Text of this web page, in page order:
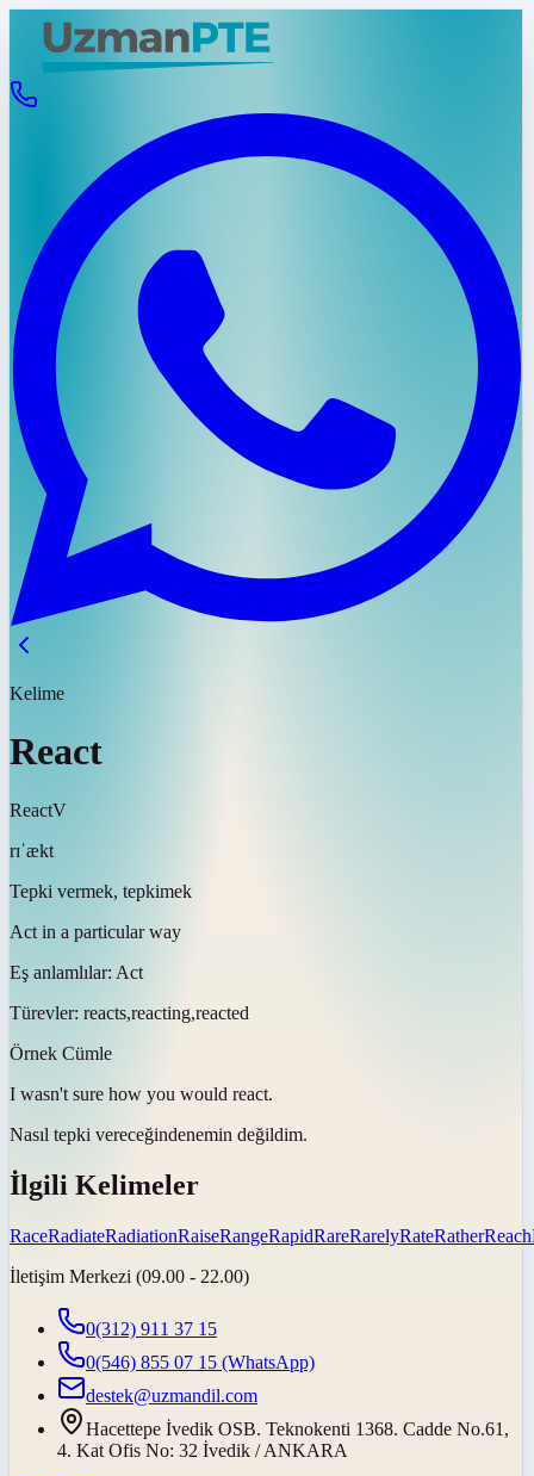
Kelime
React
ReactV
rɪˈækt
Tepki vermek, tepkimek
Act in a particular way
Eş anlamlılar: Act
Türevler: reacts,reacting,reacted
Örnek Cümle
I wasn't sure how you would react.
Nasıl tepki vereceğindenemin değildim.
İlgili Kelimeler
RaceRadiateRadiationRaiseRangeRapidRareRarelyRateRatherReach
İletişim Merkezi (09.00 - 22.00)
0(312) 911 37 15
0(546) 855 07 15 (WhatsApp)
destek@uzmandil.com
Hacettepe İvedik OSB. Teknokenti 1368. Cadde No.61,
4. Kat Ofis No: 32 İvedik / ANKARA